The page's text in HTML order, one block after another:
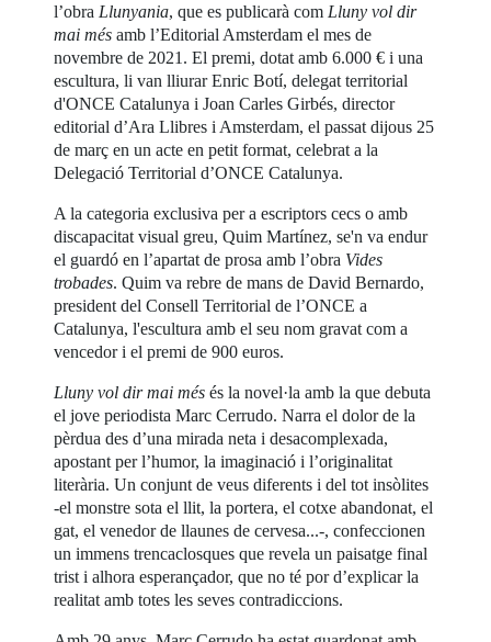
l’obra Llunyania, que es publicarà com Lluny vol dir
mai més amb l’Editorial Amsterdam el mes de
novembre de 2021. El premi, dotat amb 6.000 € i una
escultura, li van lliurar Enric Botí, delegat territorial
d'ONCE Catalunya i Joan Carles Girbés, director
editorial d’Ara Llibres i Amsterdam, el passat dijous 25
de març en un acte en petit format, celebrat a la
Delegació Territorial d’ONCE Catalunya.
A la categoria exclusiva per a escriptors cecs o amb
discapacitat visual greu, Quim Martínez, se'n va endur
el guardó en l’apartat de prosa amb l’obra Vides
trobades. Quim va rebre de mans de David Bernardo,
president del Consell Territorial de l’ONCE a
Catalunya, l'escultura amb el seu nom gravat com a
vencedor i el premi de 900 euros.
Lluny vol dir mai més és la novel·la amb la que debuta
el jove periodista Marc Cerrudo. Narra el dolor de la
pèrdua des d’una mirada neta i desacomplexada,
apostant per l’humor, la imaginació i l’originalitat
literària. Un conjunt de veus diferents i del tot insòlites
-el monstre sota el llit, la portera, el cotxe abandonat, el
gat, el venedor de llaunes de cervesa...-, confeccionen
un immens trencaclosques que revela un paisatge final
trist i alhora esperançador, que no té por d’explicar la
realitat amb totes les seves contradiccions.